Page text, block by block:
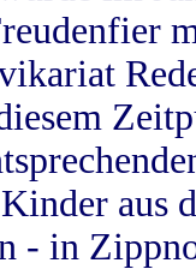
aus
- in